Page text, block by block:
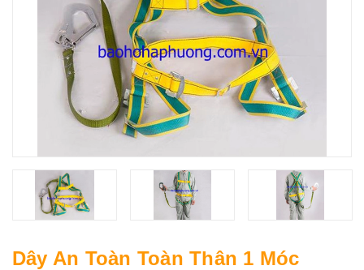
Dây An Toàn Toàn Thân 1 Móc